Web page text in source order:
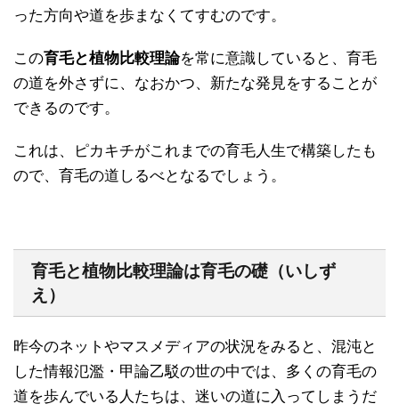
った方向や道を歩まなくてすむのです。
この育毛と植物比較理論を常に意識していると、育毛
の道を外さずに、なおかつ、新たな発見をすることが
できるのです。
これは、ピカキチがこれまでの育毛人生で構築したも
ので、育毛の道しるべとなるでしょう。
育毛と植物比較理論は育毛の礎（いしず
え）
昨今のネットやマスメディアの状況をみると、混沌と
した情報氾濫・甲論乙駁の世の中では、多くの育毛の
道を歩んでいる人たちは、迷いの道に入ってしまうだ